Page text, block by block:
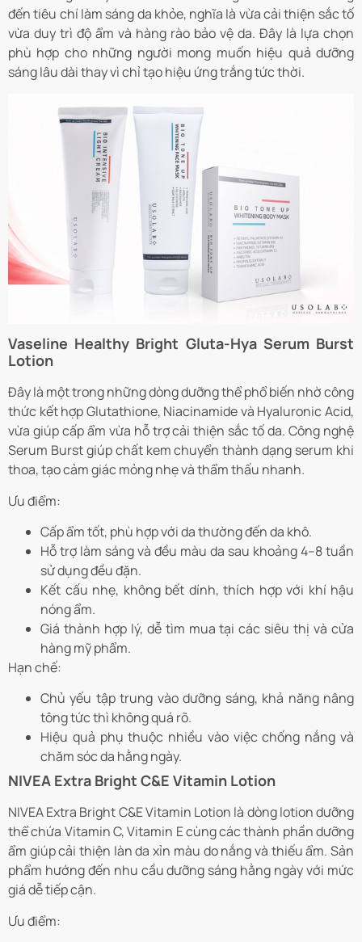
đến tiêu chí làm sáng da khỏe, nghĩa là vừa cải thiện sắc tố
vừa duy trì độ ẩm và hàng rào bảo vệ da. Đây là lựa chọn
phù hợp cho những người mong muốn hiệu quả dưỡng
sáng lâu dài thay vì chỉ tạo hiệu ứng trắng tức thời.
Vaseline Healthy Bright Gluta-Hya Serum Burst
Lotion
Đây là một trong những dòng dưỡng thể phổ biến nhờ công
thức kết hợp Glutathione, Niacinamide và Hyaluronic Acid,
vừa giúp cấp ẩm vừa hỗ trợ cải thiện sắc tố da. Công nghệ
Serum Burst giúp chất kem chuyển thành dạng serum khi
thoa, tạo cảm giác mỏng nhẹ và thẩm thấu nhanh.
Ưu điểm:
Cấp ẩm tốt, phù hợp với da thường đến da khô.
Hỗ trợ làm sáng và đều màu da sau khoảng 4–8 tuần
sử dụng đều đặn.
Kết cấu nhẹ, không bết dính, thích hợp với khí hậu
nóng ẩm.
Giá thành hợp lý, dễ tìm mua tại các siêu thị và cửa
hàng mỹ phẩm.
Hạn chế:
Chủ yếu tập trung vào dưỡng sáng, khả năng nâng
tông tức thì không quá rõ.
Hiệu quả phụ thuộc nhiều vào việc chống nắng và
chăm sóc da hằng ngày.
NIVEA Extra Bright C&E Vitamin Lotion
NIVEA Extra Bright C&E Vitamin Lotion là dòng lotion dưỡng
thể chứa Vitamin C, Vitamin E cùng các thành phần dưỡng
ẩm giúp cải thiện làn da xỉn màu do nắng và thiếu ẩm. Sản
phẩm hướng đến nhu cầu dưỡng sáng hằng ngày với mức
giá dễ tiếp cận.
Ưu điểm: